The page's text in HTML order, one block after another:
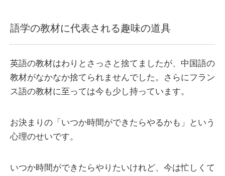
語学の教材に代表される趣味の道具
英語の教材はわりとさっさと捨てましたが、中国語の
教材がなかなか捨てられませんでした。さらにフラン
ス語の教材に至っては今も少し持っています。
お決まりの「いつか時間ができたらやるかも」という
心理のせいです。
いつか時間ができたらやりたいけれど、今は忙しくて